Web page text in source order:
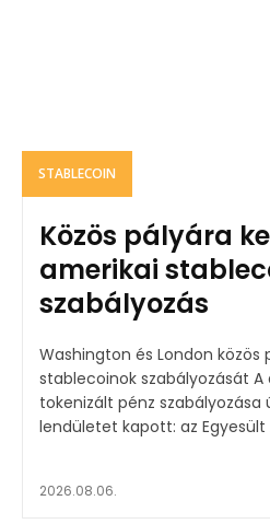
STABLECOIN
Közös pályára
amerikai
szabályozás
Washington és London közös
stablecoinok szabályozását A digitális dollár és a
tokenizált pénz szabályozása
lendületet kapott: az Egyesült
2026.08.06.